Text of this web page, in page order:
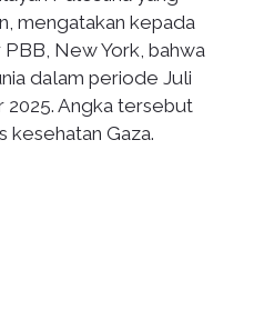
mengatakan kepada
New York, bahwa
dalam periode Juli
2025. Angka tersebut
kesehatan Gaza.